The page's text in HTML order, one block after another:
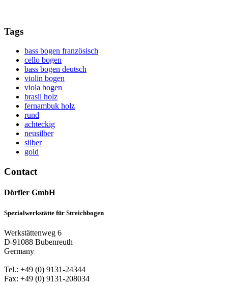
Tags
bass bogen französisch
cello bogen
bass bogen deutsch
violin bogen
viola bogen
brasil holz
fernambuk holz
rund
achteckig
neusilber
silber
gold
Contact
Dörfler GmbH
Spezialwerkstätte für Streichbogen
Werkstättenweg 6
D-91088 Bubenreuth
Germany
Tel.: +49 (0) 9131-24344
Fax: +49 (0) 9131-208034